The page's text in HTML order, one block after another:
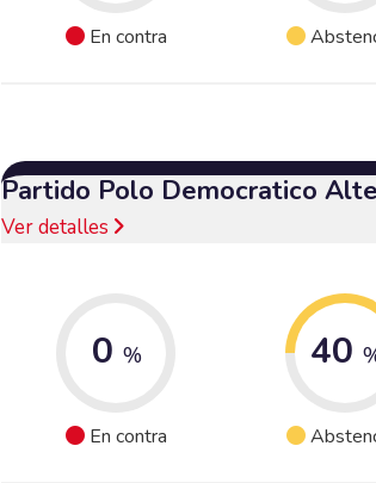
En contra
Partido Polo Democratico
Ver detalles
0 %
En contra
40